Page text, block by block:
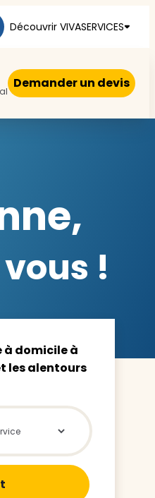
Découvrir VIVASERVICES
Demander un devis
!
à domicile à
les alentours